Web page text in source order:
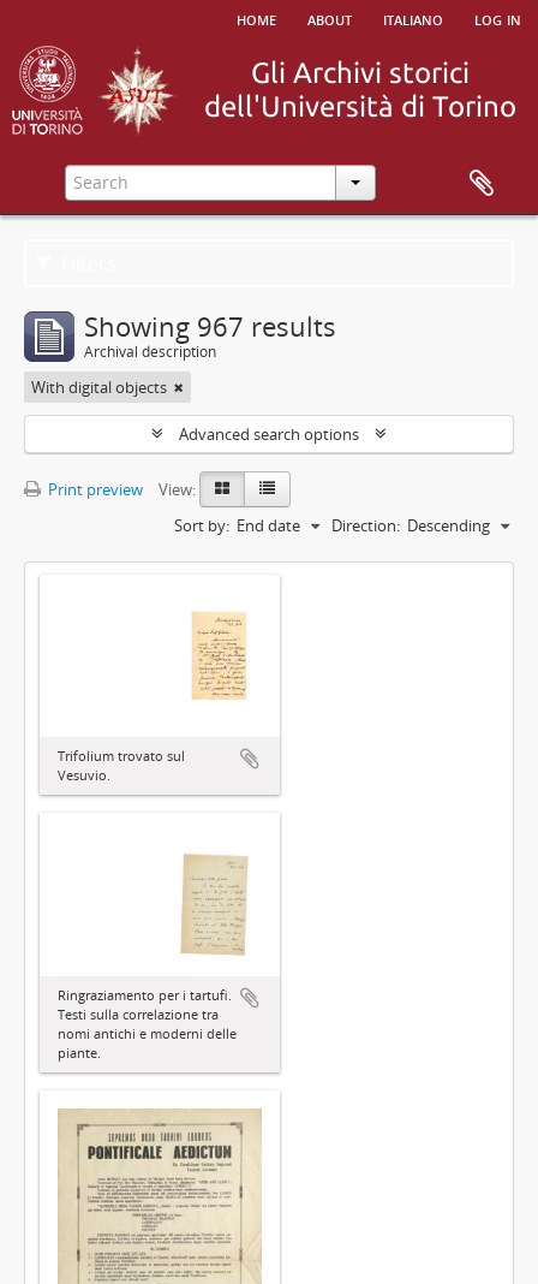
home about italiano log in
Showing 967 results
Archival description
With digital objects
Advanced search options
Print preview
View:
Sort by: End date Direction: Descending
Trifolium trovato sul
Vesuvio.
Ringraziamento per i tartufi.
Testi sulla correlazione tra
nomi antichi e moderni delle
piante.